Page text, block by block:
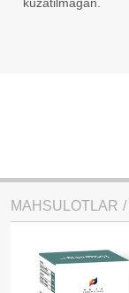
kuzatilmagan.
MAHSULOTLAR